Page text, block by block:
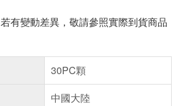
有變動差異，敬請參照實際到貨商品
30PC顆
中國大陸